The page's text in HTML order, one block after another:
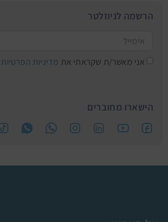
הרשמה לניוזלטר
אני מאשר/ת שקראתי את מדיניות הפרטיות
הישארו מחוברים